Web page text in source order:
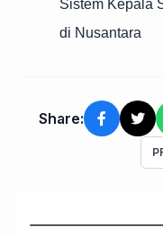
Sistem Kepala
di Nusantara
Share: